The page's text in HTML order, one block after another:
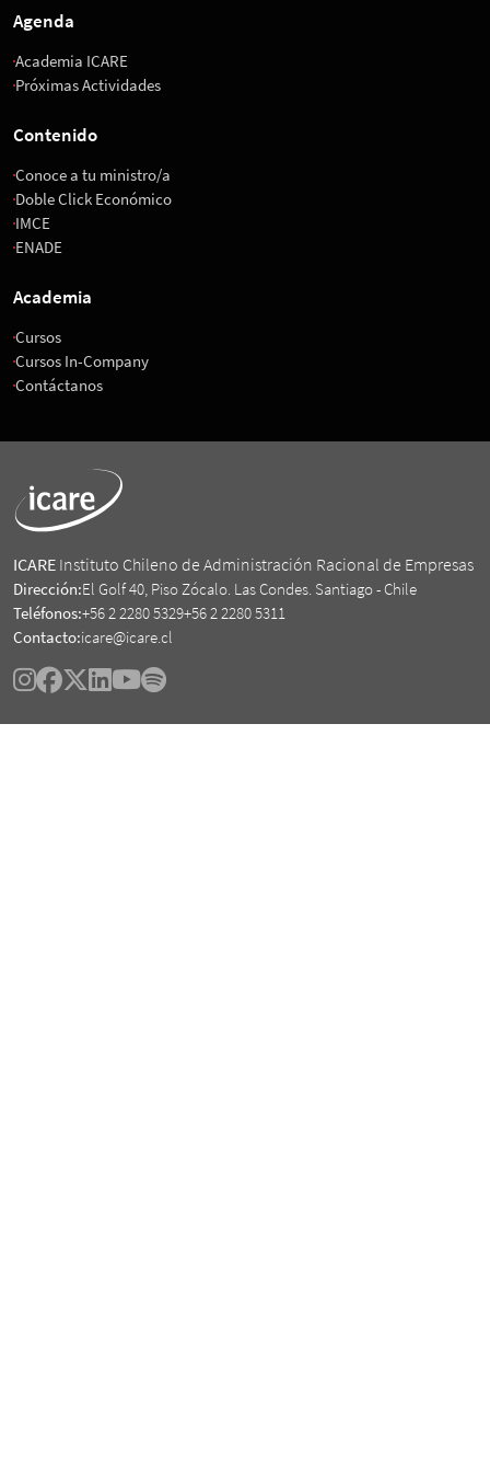
Agenda
Academia ICARE
Próximas Actividades
Contenido
Conoce a tu ministro/a
Doble Click Económico
IMCE
ENADE
Academia
Cursos
Cursos In-Company
Contáctanos
ICARE Instituto Chileno de Administración Racional de Empresas
Dirección:El Golf 40, Piso Zócalo. Las Condes. Santiago - Chile
Teléfonos:+56 2 2280 5329+56 2 2280 5311
Contacto:icare@icare.cl